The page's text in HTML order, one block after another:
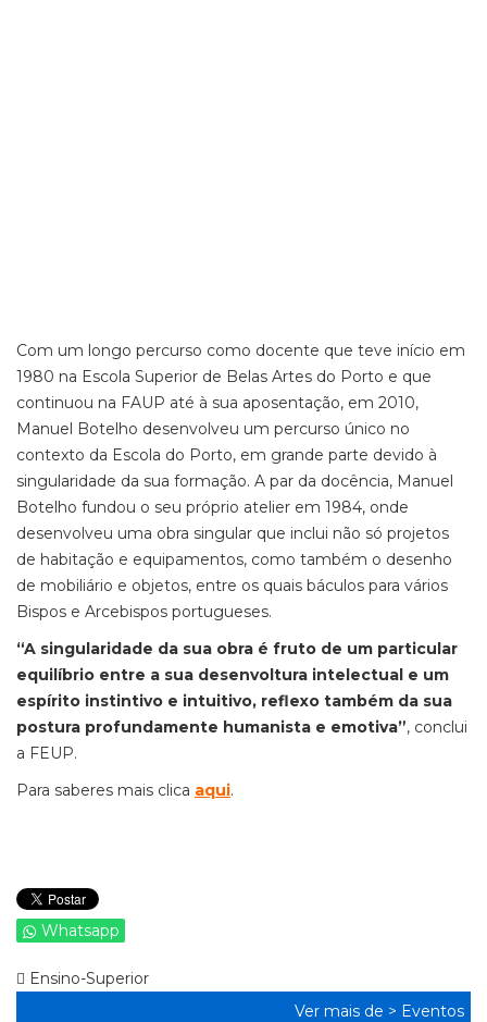
Com um longo percurso como docente que teve início em
1980 na Escola Superior de Belas Artes do Porto e que
continuou na FAUP até à sua aposentação, em 2010,
Manuel Botelho desenvolveu um percurso único no
contexto da Escola do Porto, em grande parte devido à
singularidade da sua formação. A par da docência, Manuel
Botelho fundou o seu próprio atelier em 1984, onde
desenvolveu uma obra singular que inclui não só projetos
de habitação e equipamentos, como também o desenho
de mobiliário e objetos, entre os quais báculos para vários
Bispos e Arcebispos portugueses.
“A singularidade da sua obra é fruto de um particular
equilíbrio entre a sua desenvoltura intelectual e um
espírito instintivo e intuitivo, reflexo também da sua
postura profundamente humanista e emotiva”, conclui
a FEUP.
Para saberes mais clica aqui.
Whatsapp
Ensino-Superior
Ver mais de > Eventos